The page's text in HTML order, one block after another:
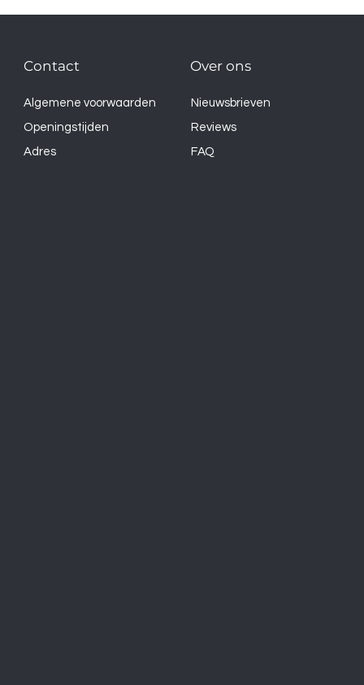
Over ons
Nieuwsbrieven
Reviews
FAQ
Contact
Algemene voorwaarden
Openingstijden
Adres